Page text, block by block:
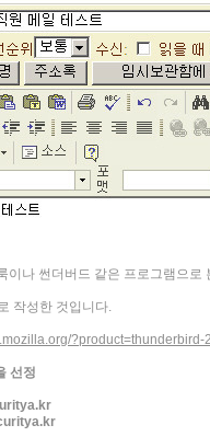
이나 썬더버드 같은 프로그램으
작성한 것입니다.
선정